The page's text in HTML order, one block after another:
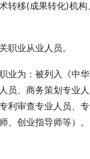
术转移(成果转化)机
职业从业人员。
职业为：被列入《中
员、商务策划专业
利审查专业人员、
、创业指导师等）。